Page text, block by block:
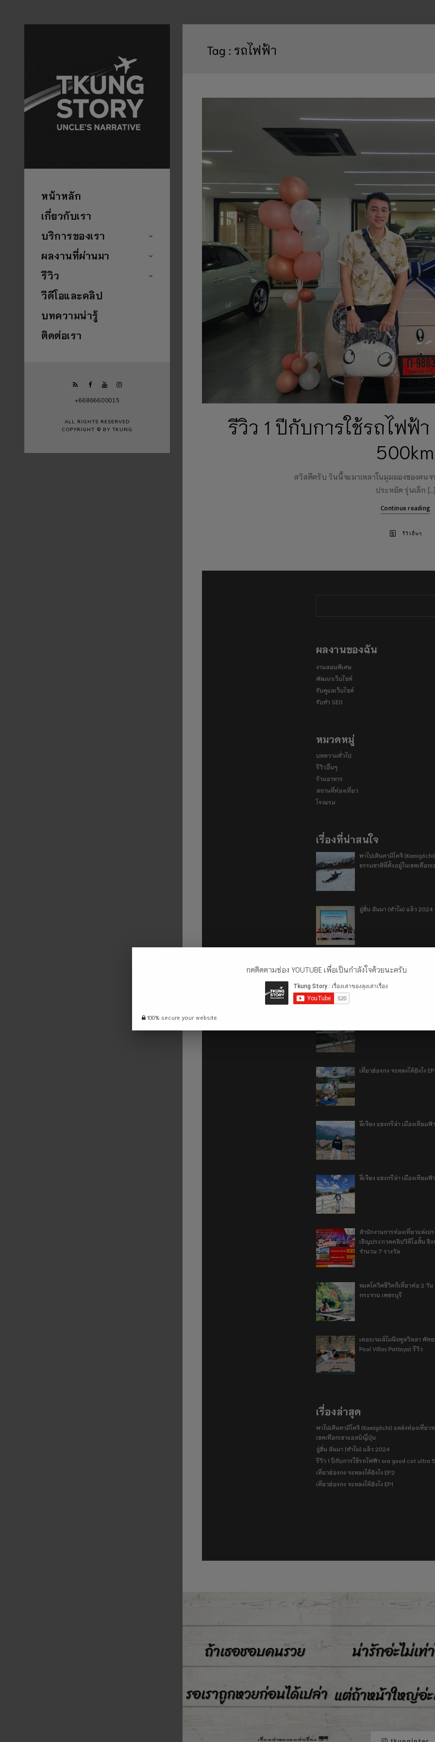
หน้าหลัก
เกี่ยวกับเรา
บริการของเรา
ผลงานที่ผ่านมา
รีวิว
วีดีโอและคลิป
บทความน่ารู้
ติดต่อเรา
+66866600015
ALL RIGHTS RESERVED
COPYRIGHT © BY TKUNG
Tag : รถไฟฟ้า
รีวิว 1 ปีกับการใช้รถไฟฟ้
500km
สวัสดีครับ วันนี้จะมาเหลาในมุมมองของคน
ประหยัด รุ่นเล็ก […]
Continue reading
รีวิวอื่นๆ
ผลงานของฉัน
งานสอนพิเศษ
พัฒนาเว็บไซต์
รับดูแลเว็บไซต์
รับทำ SEO
หมวดหมู่
บทความทั่วไป
รีวิวอื่นๆ
ร้านอาหาร
สถานที่ท่องเที่ยว
โรงแรม
เรื่องที่น่าสนใจ
พาไปเดินคามิโคจิ
ธรรมชาติที่ตั้งอยู่ในเขตเทือก
อู่ฮั่น ฉันมา (ทำไม) แล้ว 2024
เที่ยวฮ่องกง จะหลงได้ยังไง
ลี่เจียง แชงกรีล่า เมืองเทียม
ลี่เจียง แชงกรีล่า เมืองเทียมฟ้
สำนักงานการท่องเที่ยวแห่งป
เชิญประกวดคลิปวิดีโอสั้น ชิง
จำนวน 7 รางวัล
หมดโควิดชีวิตก็เที่ยวต่อ 2 วัน
กระจาน เพชรบุรี
เดอะเจมส์ไมนิงพูลวิลลา พัทย
Pool Villas Pattaya) รีวิว
เรื่องล่าสุด
พาไปเดินคามิโคจิ (Kamigōchi) แหล่งท่องเที่ยว
เขตเทือกเขาแอลป์ญี่ปุ่น
อู่ฮั่น ฉันมา (ทำไม) แล้ว 2024
รีวิว 1 ปีกับการใช้รถไฟฟ้า ora good cat ultra
เที่ยวฮ่องกง จะหลงได้ยังไง EP2
เที่ยวฮ่องกง จะหลงได้ยังไง EP1
กดติดตามช่อง YOUTUBE เพื่อเป็นกำลังใจด้วยนะครับ
100% secure your website.